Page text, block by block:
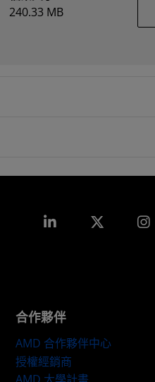
240.33 MB
Linkedin
合作夥伴
AMD 合作夥伴中心
授權經銷商